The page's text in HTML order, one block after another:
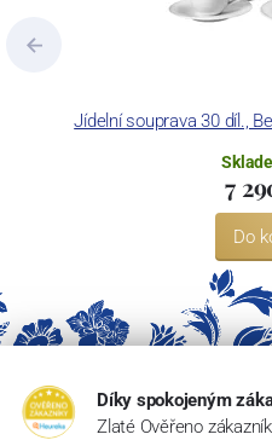
Jídelní souprava 30 díl.,
7
Do
Díky spokojeným
Zlaté Ověřeno